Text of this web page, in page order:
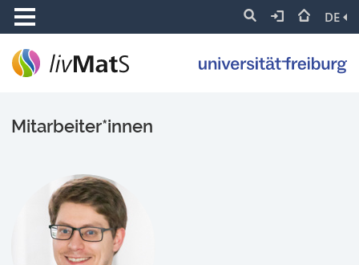
DE
Mitarbeiter*innen